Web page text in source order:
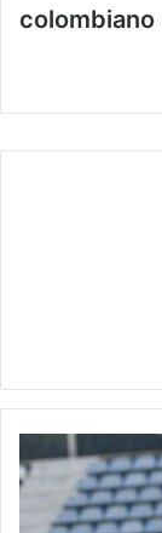
colombiano
Colombia
enfrenta
nuevas
complicaciones